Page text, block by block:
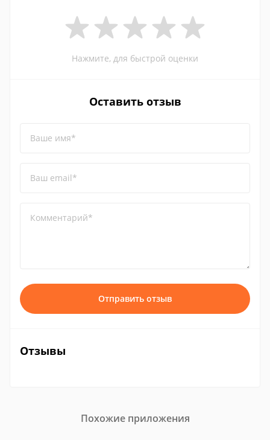
Нажмите, для быстрой оценки
Оставить отзыв
Ваше имя*
Ваш email*
Комментарий*
Отправить отзыв
Отзывы
Похожие приложения